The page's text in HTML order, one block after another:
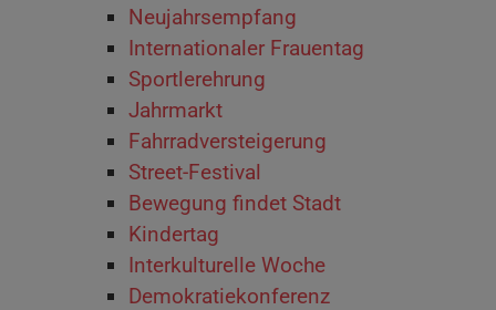
Neujahrsempfang
Internationaler Frauentag
Sportlerehrung
Jahrmarkt
Fahrradversteigerung
Street-Festival
Bewegung findet Stadt
Kindertag
Interkulturelle Woche
Demokratiekonferenz